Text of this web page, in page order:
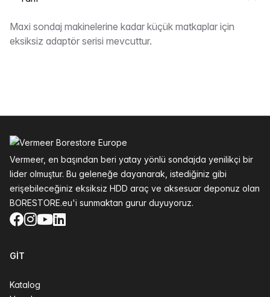
Tarif
Maxi sondaj makinelerine kadar küçük matkaplar için
eksiksiz adaptör serisi mevcuttur.
Vermeer, en başından beri yatay yönlü sondajda yenilikçi bir
lider olmuştur. Bu geleneğe dayanarak, istediğiniz gibi
erişebileceğiniz eksiksiz HDD araç ve aksesuar deponuz olan
BORESTORE.eu'i sunmaktan gurur duyuyoruz.
Facebook
Instagram
YouTube
LinkedIn
GIT
Katalog